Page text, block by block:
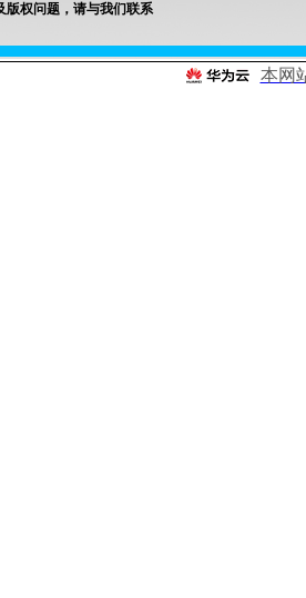
版权问题，请与我们联系
本网